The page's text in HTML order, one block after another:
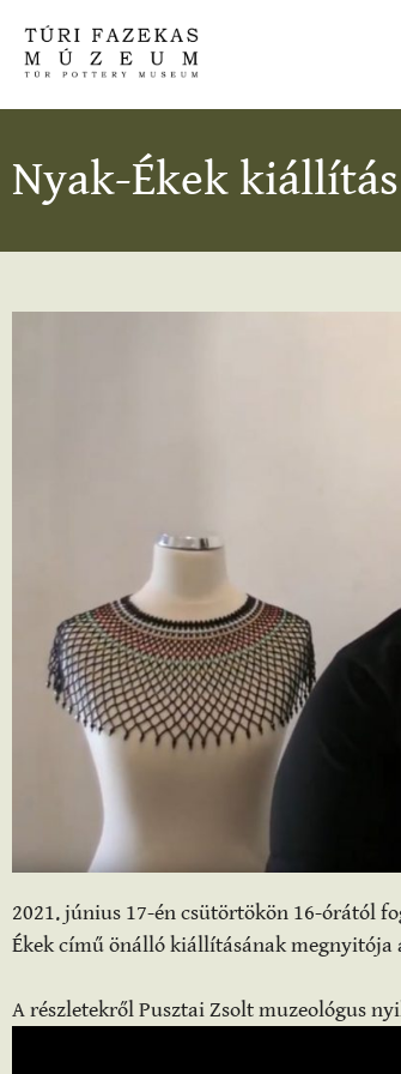
Nyak-Ékek
2021. június 17-én csütörtökön 16-órától
Ékek című önálló kiállításának megnyitója
A részletekről Pusztai Zsolt muzeológus